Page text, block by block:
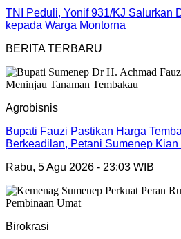
TNI Peduli, Yonif 931/KJ Salurkan
kepada Warga Montorna
BERITA TERBARU
Agrobisnis
Bupati Fauzi Pastikan Harga
Berkeadilan, Petani Sumenep Kian
Rabu, 5 Agu 2026 - 23:03 WIB
Birokrasi